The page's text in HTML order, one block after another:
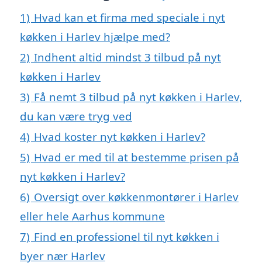
1) Hvad kan et firma med speciale i nyt
køkken i Harlev hjælpe med?
2) Indhent altid mindst 3 tilbud på nyt
køkken i Harlev
3) Få nemt 3 tilbud på nyt køkken i Harlev,
du kan være tryg ved
4) Hvad koster nyt køkken i Harlev?
5) Hvad er med til at bestemme prisen på
nyt køkken i Harlev?
6) Oversigt over køkkenmontører i Harlev
eller hele Aarhus kommune
7) Find en professionel til nyt køkken i
byer nær Harlev